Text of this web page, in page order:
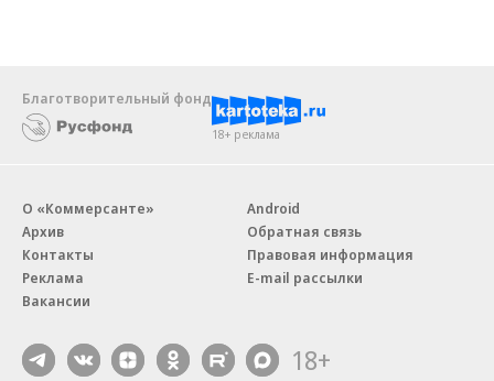
Благотворительный фонд
18+ реклама
О «Коммерсанте»
Архив
Контакты
Реклама
Вакансии
Android
Обратная связь
Правовая информация
E-mail рассылки
18+